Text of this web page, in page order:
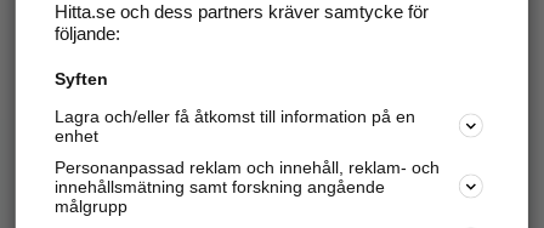
Hitta.se - Gratis nummerupplysning.
Sök företag, personer och platser.
Hitta telefonnummer, adresser, företagsinfo mm.
Hitta.se och dess partners kräver samtycke för
följande:
Syften
Lagra och/eller få åtkomst till information på en
enhet
Personanpassad reklam och innehåll, reklam- och
innehållsmätning samt forskning angående
målgrupp